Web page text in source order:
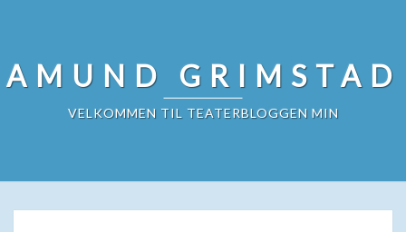
content
AMUND GRIMSTAD
VELKOMMEN TIL TEATERBLOGGEN MIN